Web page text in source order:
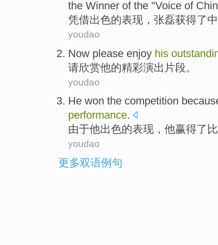
the Winner of the "Voice of
凭借出色的表现 ， 张磊获得了
youdao
Now please enjoy his
请欣赏他的精彩演出 片段。
youdao
He won the competition
performance.
由于他出色的表现， 他赢得了
youdao
更多双语例句